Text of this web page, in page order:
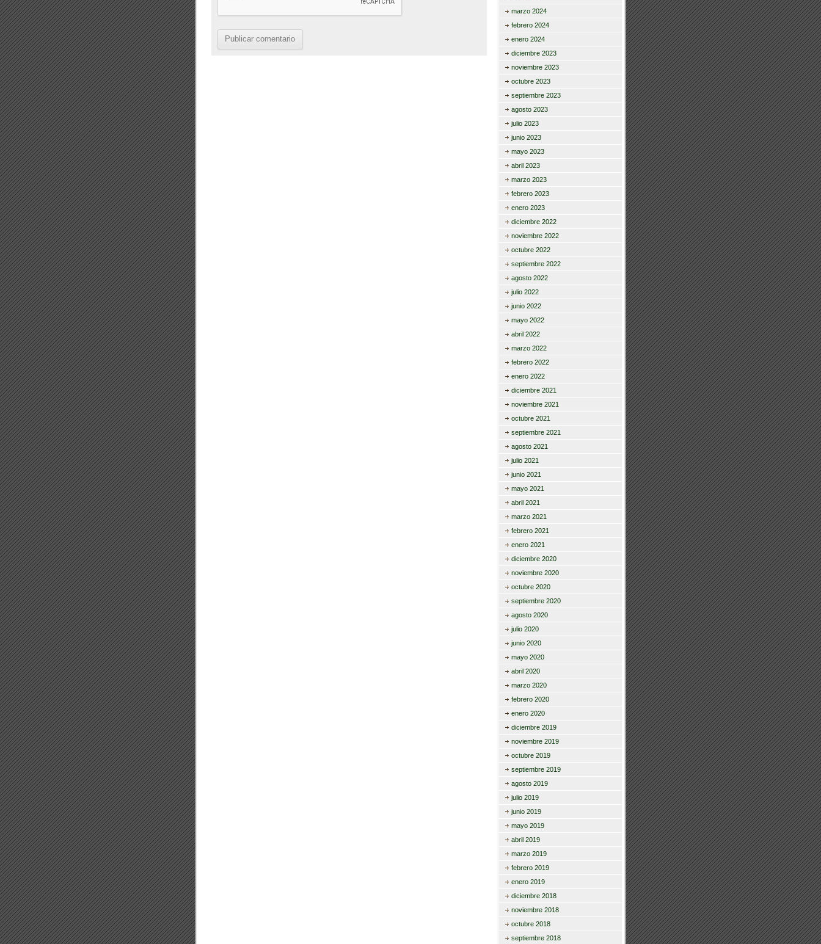
marzo 2024
febrero 2024
enero 2024
diciembre 2023
noviembre 2023
octubre 2023
septiembre 2023
agosto 2023
julio 2023
junio 2023
mayo 2023
abril 2023
marzo 2023
febrero 2023
enero 2023
diciembre 2022
noviembre 2022
octubre 2022
septiembre 2022
agosto 2022
julio 2022
junio 2022
mayo 2022
abril 2022
marzo 2022
febrero 2022
enero 2022
diciembre 2021
noviembre 2021
octubre 2021
septiembre 2021
agosto 2021
julio 2021
junio 2021
mayo 2021
abril 2021
marzo 2021
febrero 2021
enero 2021
diciembre 2020
noviembre 2020
octubre 2020
septiembre 2020
agosto 2020
julio 2020
junio 2020
mayo 2020
abril 2020
marzo 2020
febrero 2020
enero 2020
diciembre 2019
noviembre 2019
octubre 2019
septiembre 2019
agosto 2019
julio 2019
junio 2019
mayo 2019
abril 2019
marzo 2019
febrero 2019
enero 2019
diciembre 2018
noviembre 2018
octubre 2018
septiembre 2018